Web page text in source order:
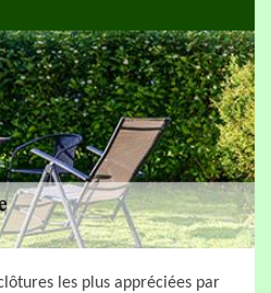
les plus appréciées par